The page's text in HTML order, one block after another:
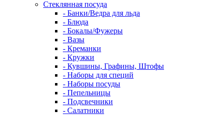
Стеклянная посуда
- Банки/Ведра для льда
- Блюда
- Бокалы/Фужеры
- Вазы
- Креманки
- Кружки
- Кувшины, Графины, Штофы
- Наборы для специй
- Наборы посуды
- Пепельницы
- Подсвечники
- Салатники